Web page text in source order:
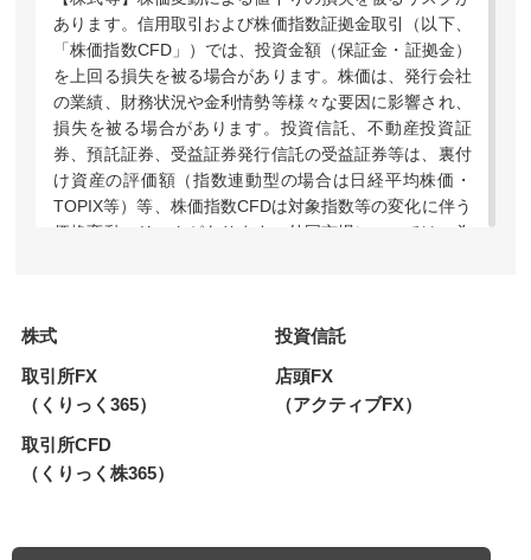
あります。信用取引および株価指数証拠金取引（以下、
「株価指数CFD」）では、投資金額（保証金・証拠金）
を上回る損失を被る場合があります。株価は、発行会社
の業績、財務状況や金利情勢等様々な要因に影響され、
損失を被る場合があります。投資信託、不動産投資証
券、預託証券、受益証券発行信託の受益証券等は、裏付
け資産の評価額（指数連動型の場合は日経平均株価・
TOPIX等）等、株価指数CFDは対象指数等の変化に伴う
価格変動のリスクがあります。外国市場については、為
率は、2営業日以上の期間の場合、同期間の原指数の上
昇率・下落率に一定の倍率を乗じたものとは通常一致せ
ず、それが長期にわたり継続することにより、期待した
投資効果が得られないおそれがあります。上場新株予約
権証券は、上場期間・権利行使期間が短期間の期限付き
の有価証券であり、上場期間内に売却するか権利行使期
株価指数CFDでは建玉を保有し続けることにより金利相
株式
投資信託
取引所FX
（くりっく365）
店頭FX
（アクティブFX）
取引所CFD
（くりっく株365）